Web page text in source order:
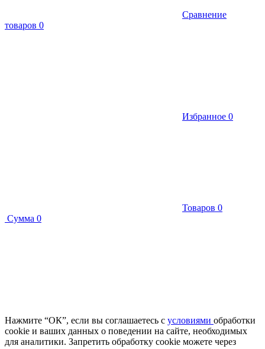
Сравнение
товаров 0
Избранное 0
Товаров 0
Сумма 0
Нажмите “ОК”, если вы соглашаетесь с условиями обработки
cookie и ваших данных о поведении на сайте, необходимых
для аналитики. Запретить обработку cookie можете через